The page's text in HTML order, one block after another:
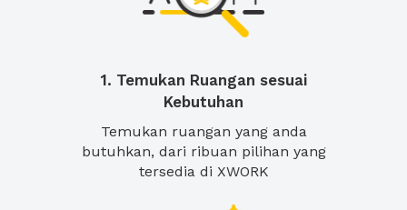
1. Temukan Ruangan sesuai
Kebutuhan
Temukan ruangan yang anda
butuhkan, dari ribuan pilihan yang
tersedia di XWORK